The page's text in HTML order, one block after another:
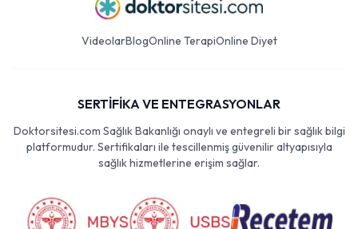
VideolarBlogOnline TerapiOnline Diyet
SERTİFİKA VE ENTEGRASYONLAR
Doktorsitesi.com Sağlık Bakanlığı onaylı ve entegreli bir sağlık bilgi
platformudur. Sertifikaları ile tescillenmiş güvenilir altyapısıyla
sağlık hizmetlerine erişim sağlar.